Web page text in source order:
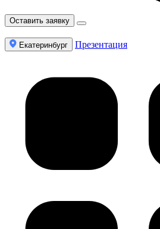
Оставить заявку
Екатеринбург Презентация